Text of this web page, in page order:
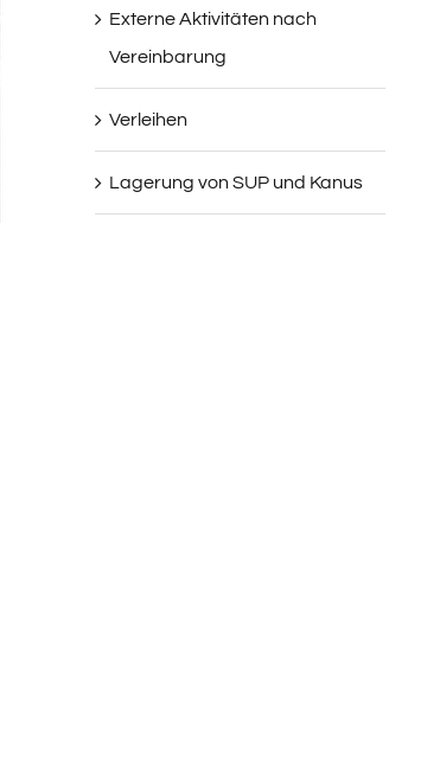
Externe Aktivitäten nach
Vereinbarung
Verleihen
Lagerung von SUP und Kanus